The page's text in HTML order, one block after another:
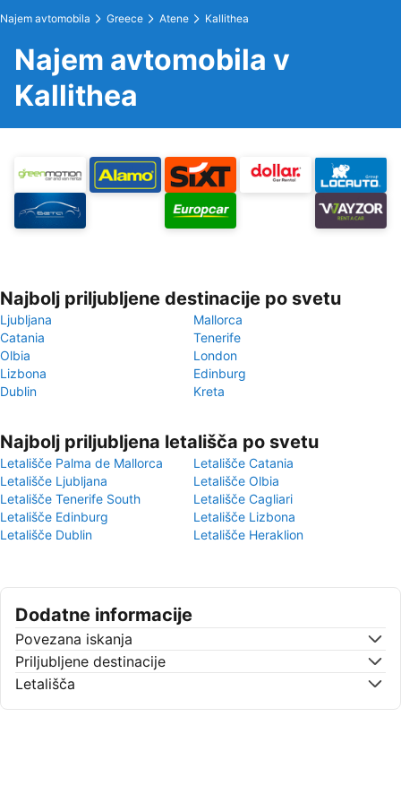
Najem avtomobila Greece Atene Kallithea
Najem avtomobila v
Kallithea
Najbolj priljubljene destinacije po svetu
Ljubljana
Mallorca
Catania
Tenerife
Olbia
London
Lizbona
Edinburg
Dublin
Kreta
Najbolj priljubljena letališča po svetu
Letališče Palma de Mallorca
Letališče Catania
Letališče Ljubljana
Letališče Olbia
Letališče Tenerife South
Letališče Cagliari
Letališče Edinburg
Letališče Lizbona
Letališče Dublin
Letališče Heraklion
Dodatne informacije
Povezana iskanja
Priljubljene destinacije
Letališča